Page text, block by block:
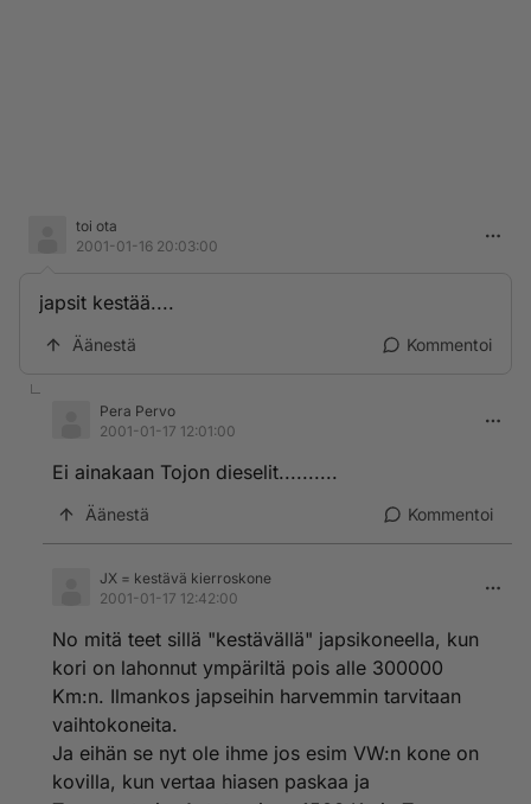
toi ota
2001-01-16 20:03:00
japsit kestää....
Äänestä Kommentoi
Pera Pervo
2001-01-17 12:01:00
Ei ainakaan Tojon dieselit..........
Äänestä Kommentoi
JX = kestävä kierroskone
2001-01-17 12:42:00
No mitä teet sillä "kestävällä" japsikoneella, kun
kori on lahonnut ympäriltä pois alle 300000
Km:n. Ilmankos japseihin harvemmin tarvitaan
vaihtokoneita.
Ja eihän se nyt ole ihme jos esim VW:n kone on
kovilla, kun vertaa hiasen paskaa ja